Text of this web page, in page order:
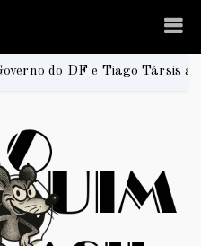
Társis ao Senado 2026